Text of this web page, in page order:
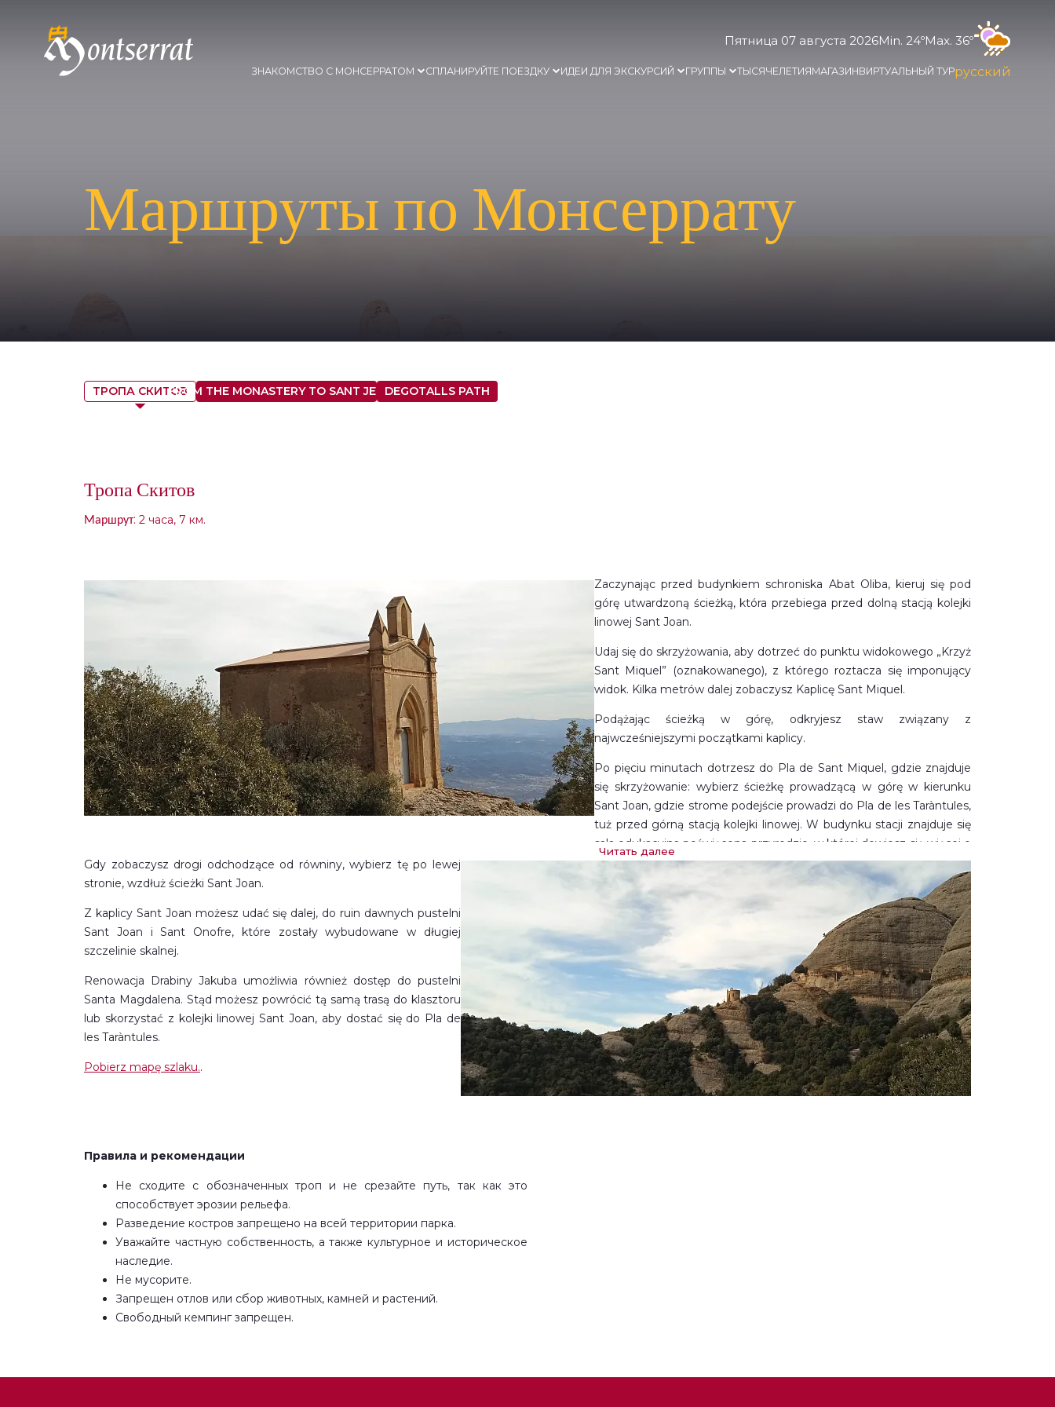
Пятница 07 августа 2026Min. 24ºMax. 36º
ЗНАКОМСТВО С MОНСЕРРАТОМ СПЛАНИРУЙТЕ ПОЕЗДКУ ИДЕИ ДЛЯ ЭКСКУРСИЙ ГРУППЫ ТЫСЯЧЕЛЕТИЯМАГАЗИНВИРТУАЛЬНЫЙ ТУРрусский
Маршруты по Монсеррату
ТРОПА СКИТОВFROM THE MONASTERY TO SANT JERONIDEGOTALLS PATH
Тропа Скитов
Маршрут: 2 часа, 7 км.
Zaczynając przed budynkiem schroniska Abat Oliba, kieruj się pod
górę utwardzoną ścieżką, która przebiega przed dolną stacją kolejki
linowej Sant Joan.
Udaj się do skrzyżowania, aby dotrzeć do punktu widokowego „Krzyż
Sant Miquel” (oznakowanego), z którego roztacza się imponujący
widok. Kilka metrów dalej zobaczysz Kaplicę Sant Miquel.
Podążając ścieżką w górę, odkryjesz staw związany z
najwcześniejszymi początkami kaplicy.
Po pięciu minutach dotrzesz do Pla de Sant Miquel, gdzie znajduje
się skrzyżowanie: wybierz ścieżkę prowadzącą w górę w kierunku
Sant Joan, gdzie strome podejście prowadzi do Pla de les Taràntules,
tuż przed górną stacją kolejki linowej. W budynku stacji znajduje się
sala edukacyjna poświęcona przyrodzie, w której dowiesz się więcej o
górze.
Читать далее
Gdy zobaczysz drogi odchodzące od równiny, wybierz tę po lewej
stronie, wzdłuż ścieżki Sant Joan.
Z kaplicy Sant Joan możesz udać się dalej, do ruin dawnych pustelni
Sant Joan i Sant Onofre, które zostały wybudowane w długiej
szczelinie skalnej.
Renowacja Drabiny Jakuba umożliwia również dostęp do pustelni
Santa Magdalena. Stąd możesz powrócić tą samą trasą do klasztoru
lub skorzystać z kolejki linowej Sant Joan, aby dostać się do Pla de
les Taràntules.
Pobierz mapę szlaku..
Правила и рекомендации
Не сходите с обозначенных троп и не срезайте путь, так как это
способствует эрозии рельефа.
Разведение костров запрещено на всей территории парка.
Уважайте частную собственность, а также культурное и историческое
наследие.
Не мусорите.
Запрещен отлов или сбор животных, камней и растений.
Свободный кемпинг запрещен.